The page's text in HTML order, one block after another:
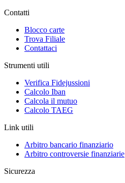
Contatti
Blocco carte
Trova Filiale
Contattaci
Strumenti utili
Verifica Fidejussioni
Calcolo Iban
Calcola il mutuo
Calcolo TAEG
Link utili
Arbitro bancario finanziario
Arbitro controversie finanziarie
Sicurezza